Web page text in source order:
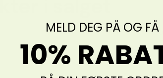
i salget
MELD DEG PÅ OG FÅ
10%